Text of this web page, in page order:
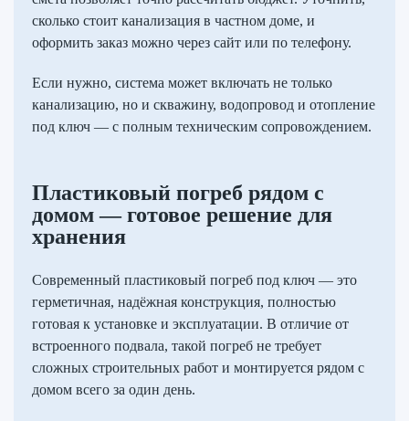
сколько стоит канализация в частном доме, и
оформить заказ можно через сайт или по телефону.
Если нужно, система может включать не только
канализацию, но и скважину, водопровод и отопление
под ключ — с полным техническим сопровождением.
Пластиковый погреб рядом с
домом — готовое решение для
хранения
Современный пластиковый погреб под ключ — это
герметичная, надёжная конструкция, полностью
готовая к установке и эксплуатации. В отличие от
встроенного подвала, такой погреб не требует
сложных строительных работ и монтируется рядом с
домом всего за один день.